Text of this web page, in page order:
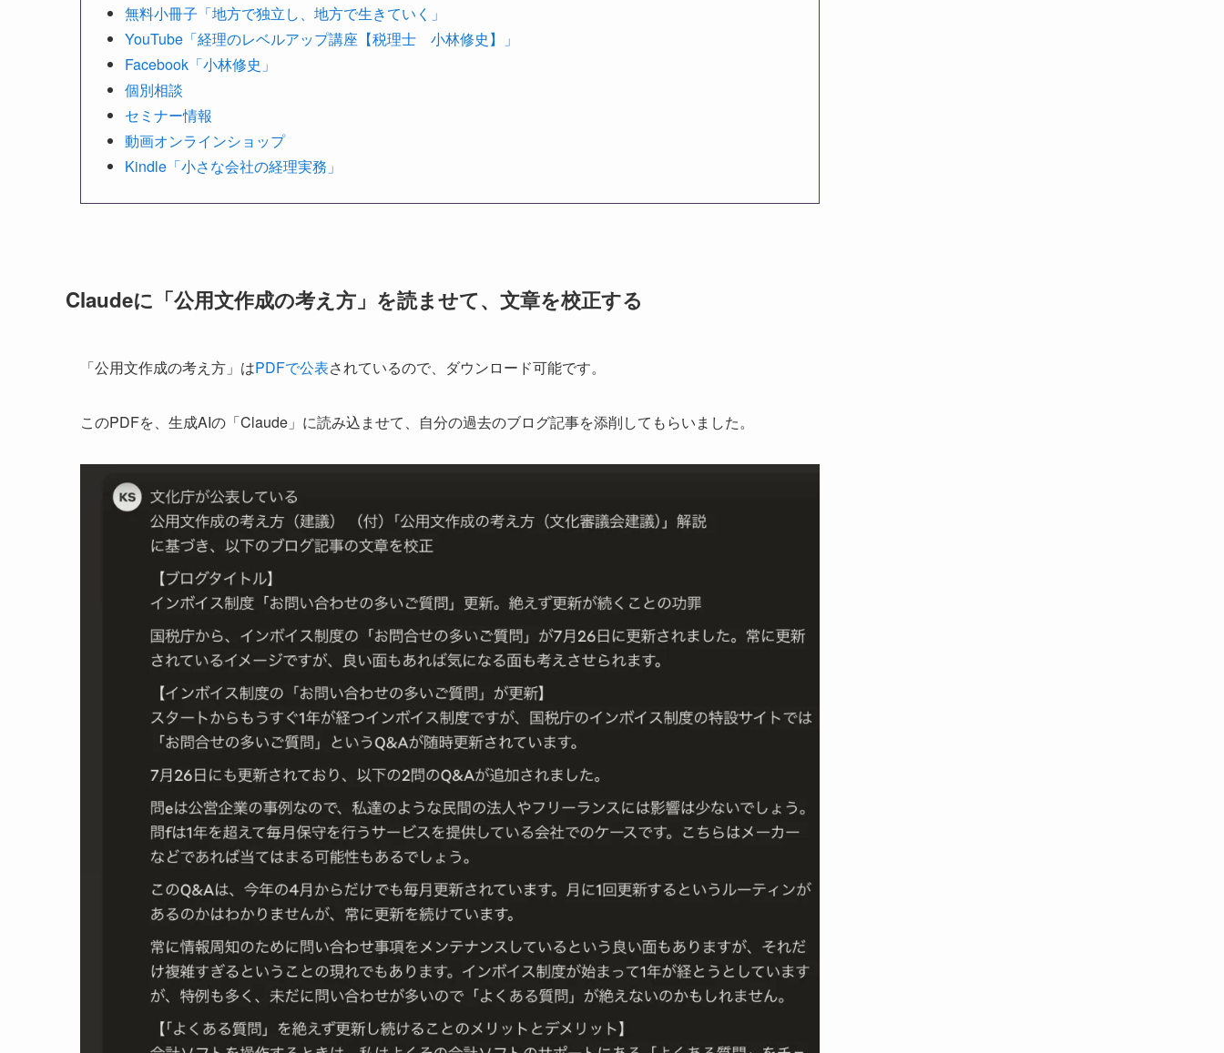
無料小冊子「地方で独立し、地方で生きていく」
YouTube「経理のレベルアップ講座【税理士 小林修史】」
Facebook「小林修史」
個別相談
セミナー情報
動画オンラインショップ
Kindle「小さな会社の経理実務」
Claudeに「公用文作成の考え方」を読ませて、文章を校正する
「公用文作成の考え方」はPDFで公表されているので、ダウンロード可能です。
このPDFを、生成AIの「Claude」に読み込ませて、自分の過去のブログ記事を添削してもらいました。